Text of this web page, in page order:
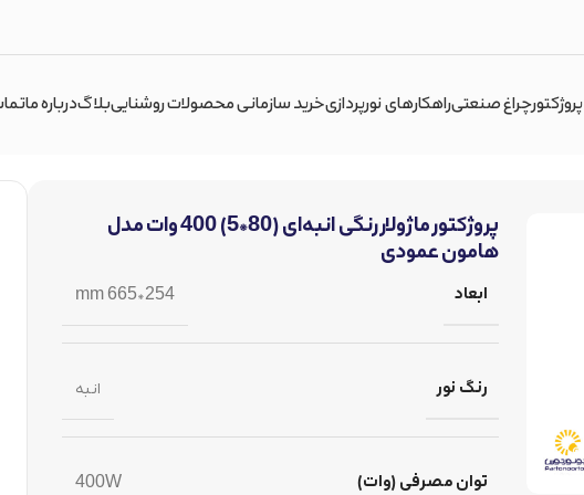
پروژکتورچراغ صنعتیراهکارهای نورپردازیخرید سازمانی محصولات روشناییبلاگدرباره ما
پروژکتور ماژولار رنگی انبه‌ای (80*5) 400 وات مدل
هامون عمودی
ابعاد 254*665 mm
رنگ نور انبه
توان مصرفی (وات) 400W